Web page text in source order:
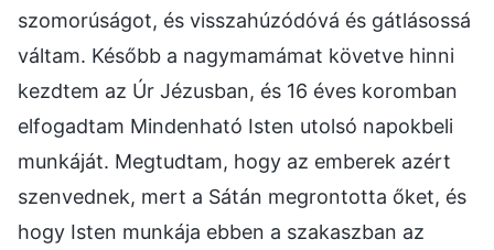
szomorúságot, és visszahúzódóvá és gátlásossá
váltam. Később a nagymamámat követve hinni
kezdtem az Úr Jézusban, és 16 éves koromban
elfogadtam Mindenható Isten utolsó napokbeli
munkáját. Megtudtam, hogy az emberek azért
szenvednek, mert a Sátán megrontotta őket, és
hogy Isten munkája ebben a szakaszban az